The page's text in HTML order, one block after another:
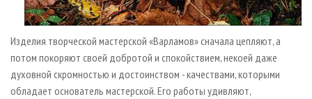
Изделия творческой мастерской «Варламов» сначала цепляют, а
потом покоряют своей добротой и спокойствием, некоей даже
духовной скромностью и достоинством - качествами, которыми
обладает основатель мастерской. Его работы удивляют,